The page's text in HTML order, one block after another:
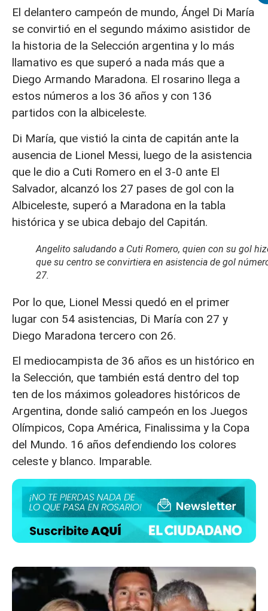
El delantero campeón de mundo, Ángel Di María
se convirtió en el segundo máximo asistidor de
la historia de la Selección argentina y lo más
llamativo es que superó a nada más que a
Diego Armando Maradona. El rosarino llega a
estos números a los 36 años y con 136
partidos con la albiceleste.
Di María, que vistió la cinta de capitán ante la
ausencia de Lionel Messi, luego de la asistencia
que le dio a Cuti Romero en el 3-0 ante El
Salvador, alcanzó los 27 pases de gol con la
Albiceleste, superó a Maradona en la tabla
histórica y se ubica debajo del Capitán.
Angelito saludando a Cuti Romero, quien con su gol
que su centro se convirtiera en asistencia de gol
27.
Por lo que, Lionel Messi quedó en el primer
lugar con 54 asistencias, Di María con 27 y
Diego Maradona tercero con 26.
El mediocampista de 36 años es un histórico en
la Selección, que también está dentro del top
ten de los máximos goleadores históricos de
Argentina, donde salió campeón en los Juegos
Olímpicos, Copa América, Finalissima y la Copa
del Mundo. 16 años defendiendo los colores
celeste y blanco. Imparable.